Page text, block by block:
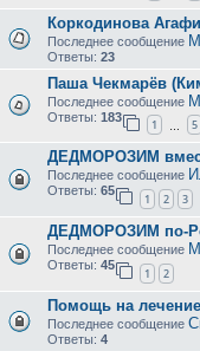
Коркодинова
Последнее сообщение
Ответы: 23
Паша Чекмарёв
Последнее сообщение
Ответы: 183
1 5
ДЕДМОРОЗИМ
Последнее сообщение
Ответы: 65
1 2 3
ДЕДМОРОЗИМ по-
Последнее сообщение
Ответы: 45
1 2
Помощь на
Последнее сообщение
Ответы: 4